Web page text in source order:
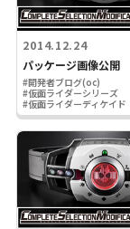
2014.12.24
パッケージ画像公開
#開発者ブログ(oc)
#仮面ライダーシリーズ
#仮面ライダーディケイド